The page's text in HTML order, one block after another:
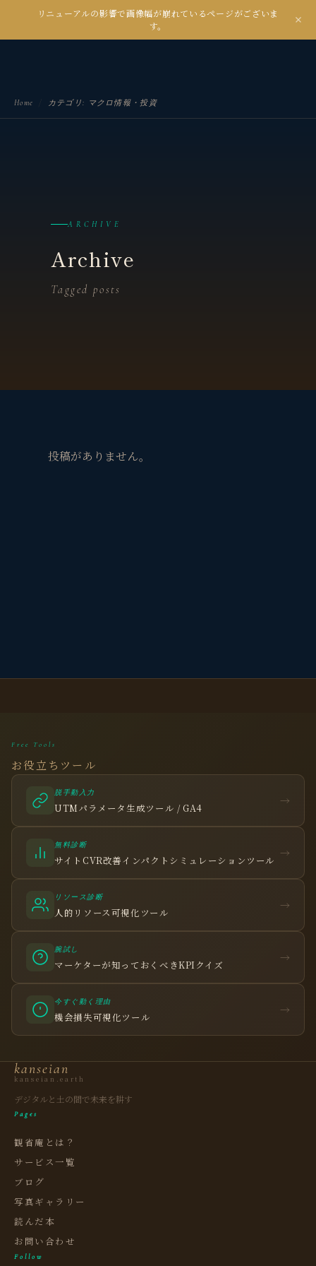
リニューアルの影響で画像幅が崩れているページがございま
す。
kanseian
Home カテゴリ: マクロ情報・投資
ARCHIVE
Archive
Tagged posts
投稿がありません。
Free Tools
お役立ちツール
脱手動入力
UTMパラメータ生成ツール / GA4
→
無料診断
サイトCVR改善インパクトシミュレーションツール
→
リソース診断
人的リソース可視化ツール
→
腕試し
マーケターが知っておくべきKPIクイズ
→
今すぐ動く理由
機会損失可視化ツール
→
kanseian
kanseian.earth
デジタルと土の間で未来を耕す
Pages
観省庵とは？
サービス一覧
ブログ
写真ギャラリー
読んだ本
お問い合わせ
Follow
観 観省庵 相談窓口
BUSINESS CONSULTING
📈 利益を増やしたい
🔍 現状サイトを分析したい
🧭 個人コーチングとは？